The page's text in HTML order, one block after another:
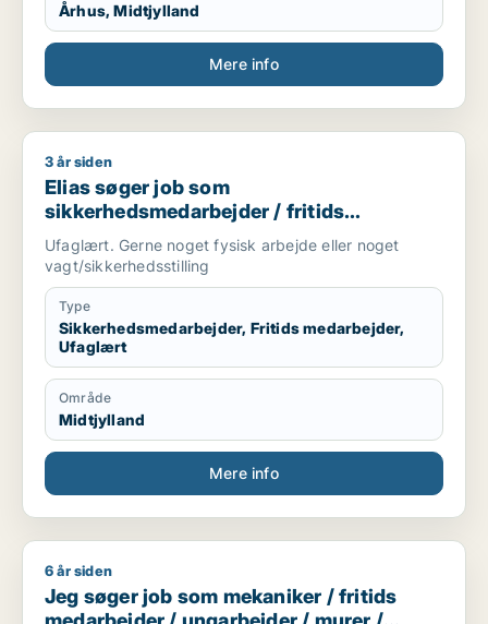
Århus, Midtjylland
Mere info
Elias søger job som sikkerhedsmedarbejder / fritids
3 år siden
Elias søger job som
sikkerhedsmedarbejder / fritids
medarbejder / ufaglært
Ufaglært. Gerne noget fysisk arbejde eller noget
vagt/sikkerhedsstilling
Type
Sikkerhedsmedarbejder, Fritids medarbejder,
Ufaglært
Område
Midtjylland
Mere info
Jeg søger job som mekaniker / fritids medarbejder /
6 år siden
Jeg søger job som mekaniker / fritids